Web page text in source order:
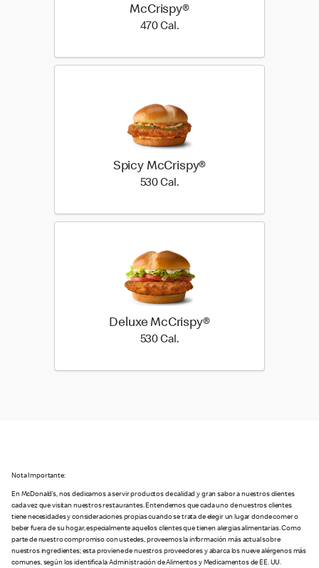
McCrispy®
470 Cal.470 Cal.
Spicy McCrispy®
530 Cal.530 Cal.
Deluxe McCrispy®
530 Cal.530 Cal.
Nota Importante:
En McDonald’s, nos dedicamos a servir productos de calidad y gran sabor a nuestros clientes
cada vez que visitan nuestros restaurantes. Entendemos que cada uno de nuestros clientes
tiene necesidades y consideraciones propias cuando se trata de elegir un lugar donde comer o
beber fuera de su hogar, especialmente aquellos clientes que tienen alergias alimentarias. Como
parte de nuestro compromiso con ustedes, proveemos la información más actual sobre
nuestros ingredientes; esta proviene de nuestros proveedores y abarca los nueve alérgenos más
comunes, según los identifica la Administración de Alimentos y Medicamentos de EE. UU.